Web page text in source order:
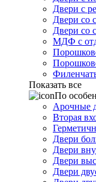
Двери с
Двери со
Двери со
МДФ с
Показать все
По
Арочные
Вторая
Двери
Двери
Двери
Двери